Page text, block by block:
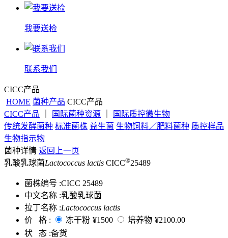
我要送检
联系我们
CICC产品
HOME 菌种产品 CICC产品
CICC产品
国际菌种资源
国际质控微生物
传统发酵菌种 标准菌株 益生菌 生物饲料／肥料菌种 质控样品
生物指示物
菌种详情 返回上一页
乳酸乳球菌Lactococcus lactis CICC®25489
菌株编号 :CICC 25489
中文名称 :乳酸乳球菌
拉丁名称 :Lactococcus lactis
价 格 :
冻干粉 ¥1500 培养物 ¥2100.00
状 态 :备货